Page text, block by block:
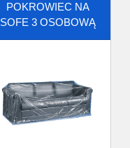
POKROWIEC NA
SOFE 3 OSOBOWĄ